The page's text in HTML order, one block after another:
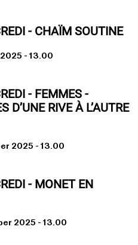
- CHAÏM SOUTINE
- 13.00
- FEMMES -
D’UNE RIVE À L’AUTRE
2025 - 13.00
- MONET EN
2025 - 13.00